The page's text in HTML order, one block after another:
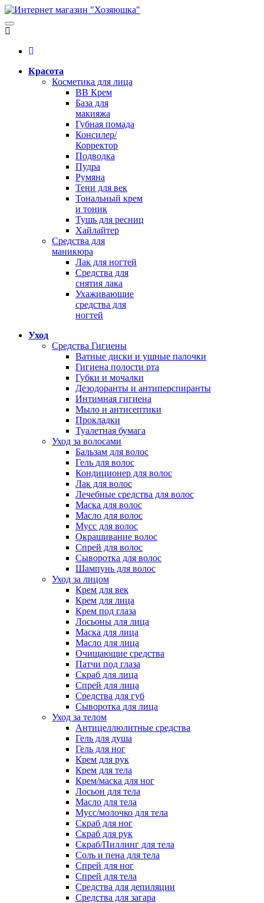
Красота
Косметика для лица
BB Крем
База для
макияжа
Губная помада
Консилер/
Корректор
Подводка
Пудра
Румяна
Тени для век
Тональный крем
и тоник
Тушь для ресниц
Хайлайтер
Средства для
маникюра
Лак для ногтей
Средства для
снятия лака
Ухаживающие
средства для
ногтей
Уход
Средства Гигиены
Ватные диски и ушные палочки
Гигиена полости рта
Губки и мочалки
Дезодоранты и антиперспиранты
Интимная гигиена
Мыло и антисептики
Прокладки
Туалетная бумага
Уход за волосами
Бальзам для волос
Гель для волос
Кондиционер для волос
Лак для волос
Лечебные средства для волос
Маска для волос
Масло для волос
Мусс для волос
Окрашивание волос
Спрей для волос
Сыворотка для волос
Шампунь для волос
Уход за лицом
Крем для век
Крем для лица
Крем под глаза
Лосьоны для лица
Маска для лица
Масло для лица
Очищающие средства
Патчи под глаза
Скраб для лица
Спрей для лица
Средства для губ
Сыворотка для лица
Уход за телом
Антицеллюлитные средства
Гель для душа
Гель для ног
Крем для рук
Крем для тела
Крем/маска для ног
Лосьон для тела
Масло для тела
Мусс/молочко для тела
Скраб для ног
Скраб для рук
Скраб/Пиллинг для тела
Соль и пена для тела
Спрей для ног
Спрей для тела
Средства для депиляции
Средства для загара